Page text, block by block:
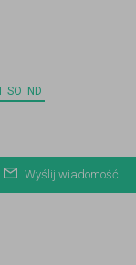
SO ND
Wyślij wiadomość